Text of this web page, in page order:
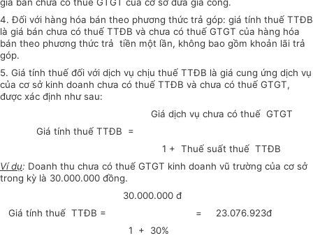
4. Đối với hàng hóa bán theo phương thức trả góp: giá tính thuế TTĐB
là giá bán chưa có thuế TTĐB và chưa có thuế GTGT của hàng hóa
bán theo phương thức trả tiền một lần, không bao gồm khoản lãi trả
góp.
5. Giá tính thuế đối với dịch vụ chịu thuế TTĐB là giá cung ứng dịch vụ
của cơ sở kinh doanh chưa có thuế TTĐB và chưa có thuế GTGT,
được xác định như sau:
Giá dịch vụ chưa có thuế GTGT
Giá tính thuế TTĐB =
1 + Thuế suất thuế TTĐB
Ví dụ: Doanh thu chưa có thuế GTGT kinh doanh vũ trường của cơ sở
trong kỳ là 30.000.000 đồng.
30.000.000 đ
Giá tính thuế TTĐB = = 23.076.923đ
1 + 30%